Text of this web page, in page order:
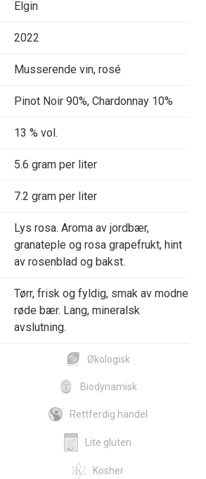
Elgin
2022
Musserende vin, rosé
Pinot Noir 90%, Chardonnay 10%
13 % vol.
5.6 gram per liter
7.2 gram per liter
Lys rosa. Aroma av jordbær,
granateple og rosa grapefrukt, hint
av rosenblad og bakst.
Tørr, frisk og fyldig, smak av modne
røde bær. Lang, mineralsk
avslutning.
Økologisk
Biodynamisk
Rettferdig handel
Lite gluten
Kosher